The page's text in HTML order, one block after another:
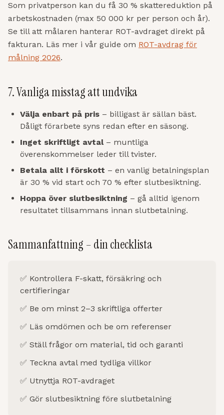
Som privatperson kan du få 30 % skattereduktion på
arbetskostnaden (max 50 000 kr per person och år).
Se till att målaren hanterar ROT-avdraget direkt på
fakturan. Läs mer i vår guide om ROT-avdrag för
målning 2026.
7. Vanliga misstag att undvika
Välja enbart på pris – billigast är sällan bäst.
Dåligt förarbete syns redan efter en säsong.
Inget skriftligt avtal– muntliga
överenskommelser leder till tvister.
Betala allt i förskott – en vanlig betalningsplan
är 30 % vid start och 70 % efter slutbesiktning.
Hoppa över slutbesiktning – gå alltid igenom
resultatet tillsammans innan slutbetalning.
Sammanfattning – din checklista
✅ Kontrollera F-skatt, försäkring och
certifieringar
✅ Be om minst 2–3 skriftliga offerter
✅ Läs omdömen och be om referenser
✅ Ställ frågor om material, tid och garanti
✅ Teckna avtal med tydliga villkor
✅ Utnyttja ROT-avdraget
✅ Gör slutbesiktning före slutbetalning